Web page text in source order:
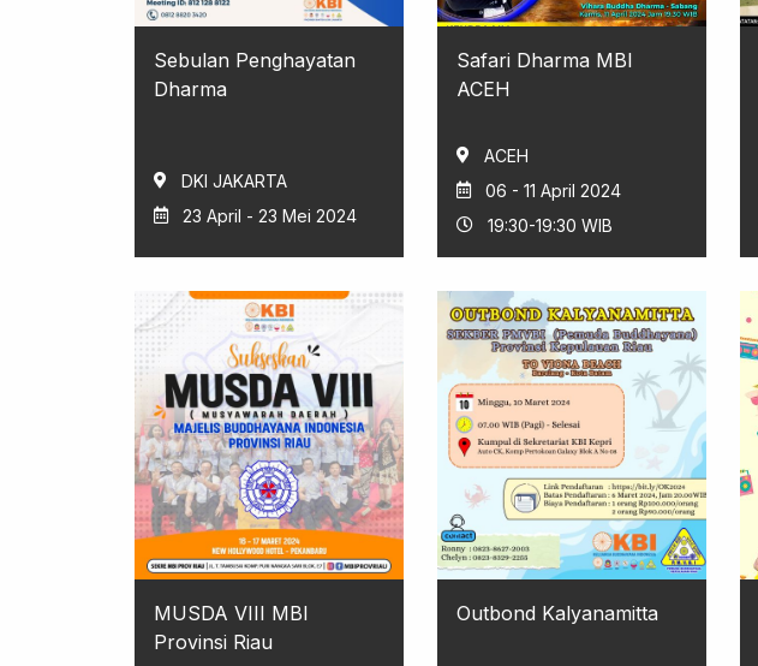
Sebulan Penghayatan
Dharma
DKI JAKARTA
23 April - 23 Mei 2024
Safari Dharma MBI
ACEH
ACEH
06 - 11 April 2024
19:30-19:30 WIB
MUSDA VIII MBI
Provinsi Riau
Outbond Kalyanamitta